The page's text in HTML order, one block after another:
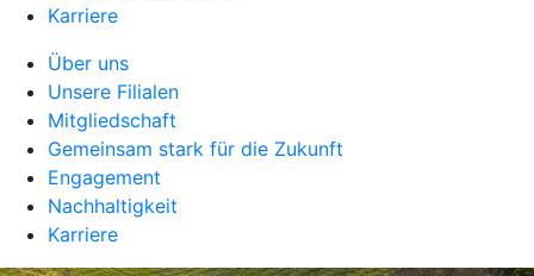
Karriere
Über uns
Unsere Filialen
Mitgliedschaft
Gemeinsam stark für die Zukunft
Engagement
Nachhaltigkeit
Karriere